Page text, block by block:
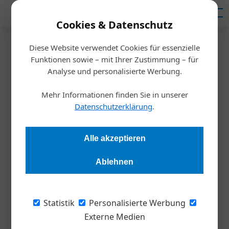
Cookies & Datenschutz
Diese Website verwendet Cookies für essenzielle
Funktionen sowie – mit Ihrer Zustimmung – für
Analyse und personalisierte Werbung.
Mehr Informationen finden Sie in unserer
Datenschutzerklärung.
Alle akzeptieren
Ablehnen
Statistik
Personalisierte Werbung
Externe Medien
Startseite/Wirtschaft
Studie: Vertrauen in
Familienunternehmen ist
bedingt
internationalen Forschungsteams unter Beteiligung der WU
Wirtschaftsuniversität Wien zeigt jedoch, dass dieser Bonus